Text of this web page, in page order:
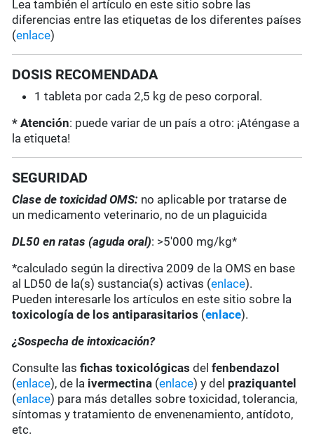
Lea también el artículo en este sitio sobre las
diferencias entre las etiquetas de los diferentes países
(enlace)
DOSIS RECOMENDADA
1 tableta por cada 2,5 kg de peso corporal.
* Atención: puede variar de un país a otro: ¡Aténgase a
la etiqueta!
SEGURIDAD
Clase de toxicidad OMS: no aplicable por tratarse de
un medicamento veterinario, no de un plaguicida
DL50 en ratas (aguda oral): >5'000 mg/kg*
*calculado según la directiva 2009 de la OMS en base
al LD50 de la(s) sustancia(s) activas (enlace).
Pueden interesarle los artículos en este sitio sobre la
toxicología de los antiparasitarios (enlace).
¿Sospecha de intoxicación?
Consulte lasfichas toxicológicas delfenbendazol
(enlace), de la ivermectina (enlace) y del praziquantel
(enlace) para más detalles sobre toxicidad, tolerancia,
síntomas y tratamiento de envenenamiento, antídoto,
etc.